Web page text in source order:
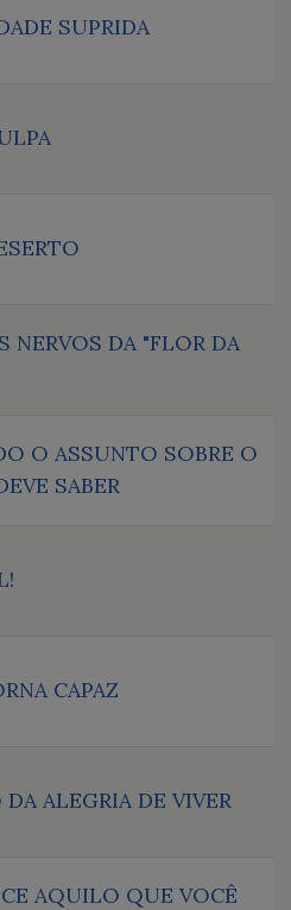
SUPRIDA
NERVOS DA "FLOR DA
O ASSUNTO SOBRE O
SABER
CAPAZ
ALEGRIA DE VIVER
AQUILO QUE VOCÊ